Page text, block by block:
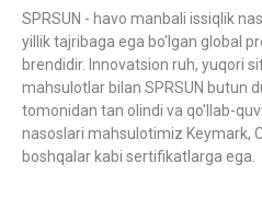
SPRSUN - havo manbali issiqlik
yillik tajribaga ega bo'lgan global
brendidir. Innovatsion ruh, yuqori
mahsulotlar bilan SPRSUN butun
tomonidan tan olindi va qo'llab-
nasoslari mahsulotimiz Keymark,
boshqalar kabi sertifikatlarga ega.